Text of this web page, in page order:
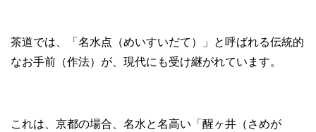
茶道では、「名水点（めいすいだて）」と呼ばれる伝統的
なお手前（作法）が、現代にも受け継がれています。
これは、京都の場合、名水と名高い「醒ヶ井（さめが